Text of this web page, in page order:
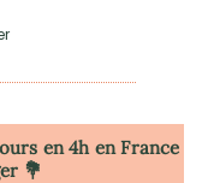
en 4h en France
💐